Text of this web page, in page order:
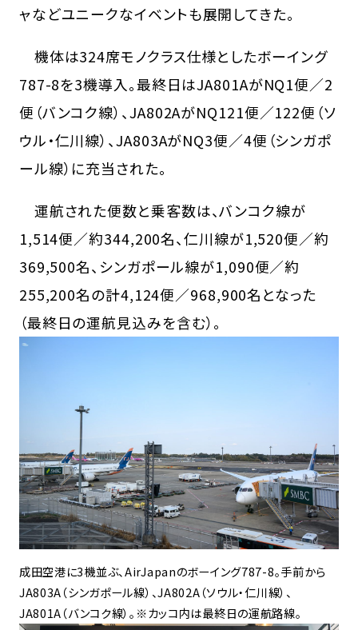
ャなどユニークなイベントも展開してきた。
機体は324席モノクラス仕様としたボーイング
787-8を3機導入。最終日はJA801AがNQ1便／2
便（バンコク線）、JA802AがNQ121便／122便（ソ
ウル・仁川線）、JA803AがNQ3便／4便（シンガポ
ール線）に充当された。
運航された便数と乗客数は、バンコク線が
1,514便／約344,200名、仁川線が1,520便／約
369,500名、シンガポール線が1,090便／約
255,200名の計4,124便／968,900名となった
（最終日の運航見込みを含む）。
成田空港に3機並ぶ、AirJapanのボーイング787-8。手前から
JA803A（シンガポール線）、JA802A（ソウル・仁川線）、
JA801A（バンコク線）。※カッコ内は最終日の運航路線。